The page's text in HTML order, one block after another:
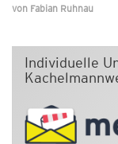
von Fabian Ruhnau
Individuelle